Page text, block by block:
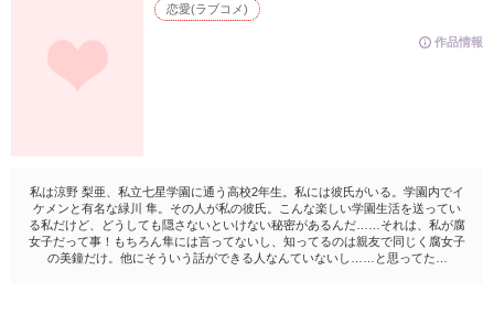
作品情報
恋愛(ラブコメ)
私は涼野 梨亜、私立七星学園に通う高校2年生。私には彼氏がいる。学園内でイ
ケメンと有名な緑川 隼。その人が私の彼氏。こんな楽しい学園生活を送ってい
る私だけど、どうしても隠さないといけない秘密があるんだ……それは、私が腐
女子だって事！もちろん隼には言ってないし、知ってるのは親友で同じく腐女子
の美鐘だけ。他にそういう話ができる人なんていないし……と思ってた…